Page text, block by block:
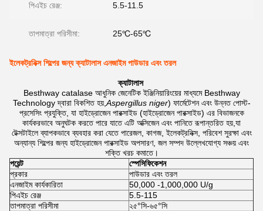
পিএইচ রেঞ্জ: 5.5-11.5
তাপমাত্রা পরিসীমা: 25℃-65℃
ইলেকট্রনিক্স শিল্পের জন্য ক্যাটালাস এনজাইম পাউডার এবং তরল
ক্যাটালাস
Besthway catalase আধুনিক জেনেটিক ইঞ্জিনিয়ারিংয়ের মাধ্যমে Besthway
Technology দ্বারা বিকশিত হয়, Aspergillus niger) ফার্মেটেশন এবং উন্নত পোস্ট-
প্রসেসিং প্রযুক্তি, যা হাইড্রোজেন পারক্সাইড (হাইড্রোজেন পারক্সাইড) এর বিভাজনকে
কার্যকরভাবে অনুঘটক করতে পারে যাতে এটি অক্সিজেন এবং পানিতে রূপান্তরিত হয়,যা
টেক্সটাইলে ব্যাপকভাবে ব্যবহার করা যেতে পারেজল, কাগজ, ইলেকট্রনিক্স, পরিবেশ সুরক্ষা এবং
অন্যান্য শিল্পের জন্য হাইড্রোজেন পারক্সাইড অপসারণ, জল সম্পদ উল্লেখযোগ্য সঞ্চয় এবং
শক্তি খরচ কমাতে।
পয়েন্ট
স্পেসিফিকেশন
প্রকার
পাউডার এবং তরল
এনজাইম কার্যকারিতা
50,000 -1,000,000 U/g
পিএইচ রেঞ্জ
5.5-115
তাপমাত্রা পরিসীমা
২৫°সি-৬৫°সি